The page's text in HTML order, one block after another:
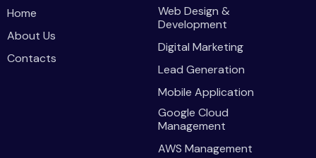
Home
About Us
Contacts
Web Design &
Development
Digital Marketing
Lead Generation
Mobile Application
Google Cloud
Management
AWS Management